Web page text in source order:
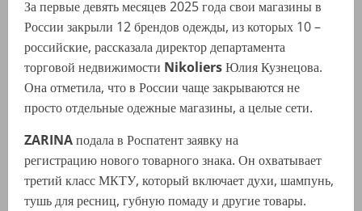
За первые девять месяцев 2025 года свои магазины в
России закрыли 12 брендов одежды, из которых 10 –
российские, рассказала директор департамента
торговой недвижимости NikoliersЮлия Кузнецова.
Она отметила, что в России чаще закрываются не
просто отдельные одежные магазины, а целые сети.
ZARINAподала в Роспатент заявку на
регистрацию нового товарного знака. Он охватывает
третий класс МКТУ, который включает духи, шампунь,
тушь для ресниц, губную помаду и другие товары.